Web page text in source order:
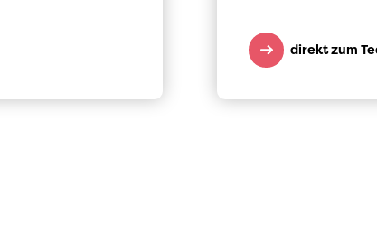
direkt zum